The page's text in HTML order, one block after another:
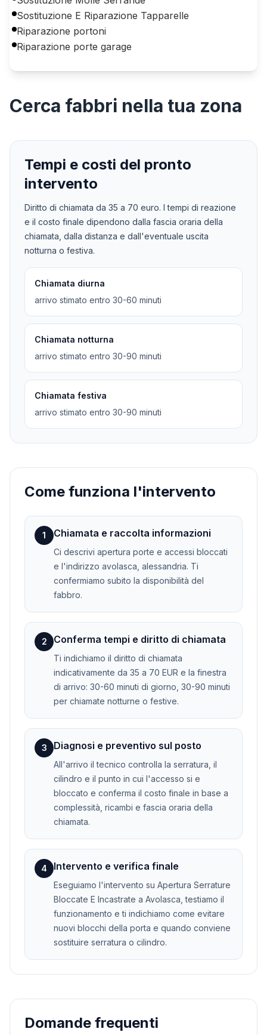
Sostituzione E Riparazione Tapparelle
Riparazione portoni
Riparazione porte garage
Cerca fabbri nella tua zona
Tempi e costi del pronto
intervento
Diritto di chiamata da 35 a 70 euro. I tempi di reazione
e il costo finale dipendono dalla fascia oraria della
chiamata, dalla distanza e dall'eventuale uscita
notturna o festiva.
Chiamata diurna
arrivo stimato entro 30-60 minuti
Chiamata notturna
arrivo stimato entro 30-90 minuti
Chiamata festiva
arrivo stimato entro 30-90 minuti
Come funziona l'intervento
1 Chiamata e raccolta informazioni
Ci descrivi apertura porte e accessi bloccati
e l'indirizzo avolasca, alessandria. Ti
confermiamo subito la disponibilità del
fabbro.
2 Conferma tempi e diritto di chiamata
Ti indichiamo il diritto di chiamata
indicativamente da 35 a 70 EUR e la finestra
di arrivo: 30-60 minuti di giorno, 30-90 minuti
per chiamate notturne o festive.
3 Diagnosi e preventivo sul posto
All'arrivo il tecnico controlla la serratura, il
cilindro e il punto in cui l'accesso si e
bloccato e conferma il costo finale in base a
complessità, ricambi e fascia oraria della
chiamata.
4 Intervento e verifica finale
Eseguiamo l'intervento su Apertura Serrature
Bloccate E Incastrate a Avolasca, testiamo il
funzionamento e ti indichiamo come evitare
nuovi blocchi della porta e quando conviene
sostituire serratura o cilindro.
Domande frequenti